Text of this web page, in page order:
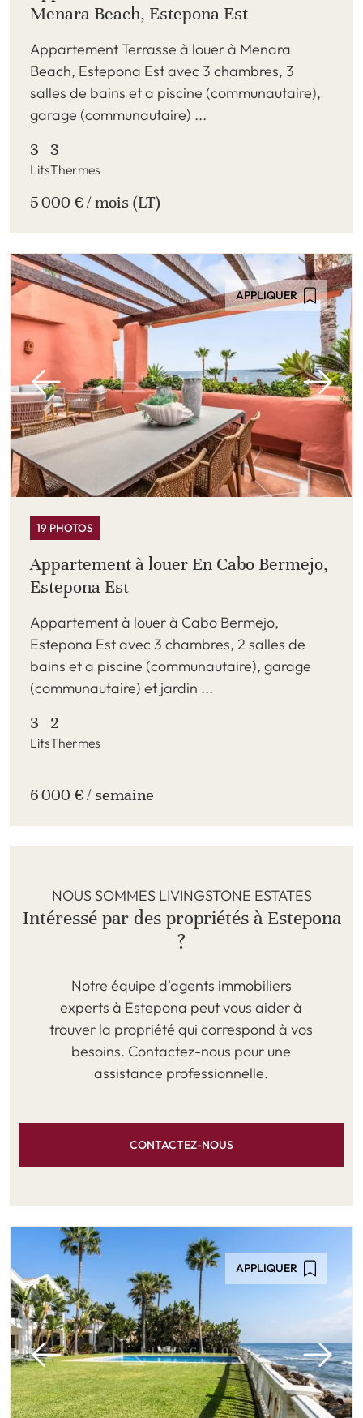
Menara Beach, Estepona Est
Appartement Terrasse à louer à Menara
Beach, Estepona Est avec 3 chambres, 3
salles de bains et a piscine (communautaire),
garage (communautaire) ...
3
Lits
3
Thermes
5 000 € / mois (LT)
APPLIQUER
19 PHOTOS
Appartement à louer En Cabo Bermejo,
Estepona Est
Appartement à louer à Cabo Bermejo,
Estepona Est avec 3 chambres, 2 salles de
bains et a piscine (communautaire), garage
(communautaire) et jardin ...
3
Lits
2
Thermes
6 000 € / semaine
NOUS SOMMES LIVINGSTONE ESTATES
Intéressé par des propriétés à Estepona
?
Notre équipe d'agents immobiliers
experts à Estepona peut vous aider à
trouver la propriété qui correspond à vos
besoins. Contactez-nous pour une
assistance professionnelle.
CONTACTEZ-NOUS
APPLIQUER